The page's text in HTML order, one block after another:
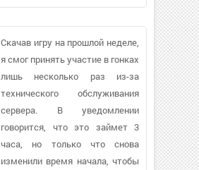
Скачав игру на прошлой неделе,
я смог принять участие в гонках
лишь несколько раз из-за
технического обслуживания
сервера. В уведомлении
говорится, что это займет 3
часа, но только что снова
изменили время начала, чтобы